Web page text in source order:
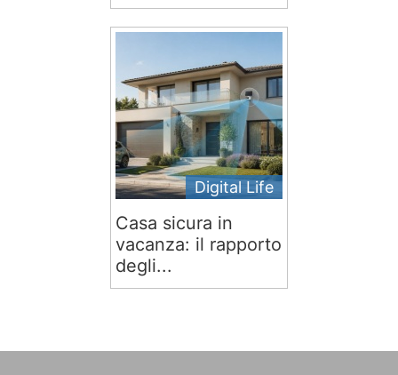
Digital Life
Casa sicura in
vacanza: il rapporto
degli...